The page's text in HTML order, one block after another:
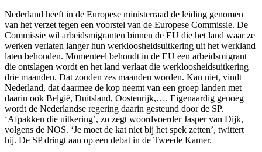
Nederland heeft in de Europese ministerraad de leiding genomen
van het verzet tegen een voorstel van de Europese Commissie. De
Commissie wil arbeidsmigranten binnen de EU die het land waar ze
werken verlaten langer hun werkloosheidsuitkering uit het werkland
laten behouden. Momenteel behoudt in de EU een arbeidsmigrant
die ontslagen wordt en het land verlaat die werkloosheidsuitkering
drie maanden. Dat zouden zes maanden worden. Kan niet, vindt
Nederland, dat daarmee de kop neemt van een groep landen met
daarin ook België, Duitsland, Oostenrijk,…. Eigenaardig genoeg
wordt de Nederlandse regering daarin gesteund door de SP.
‘Afpakken die uitkering’, zo zegt woordvoerder Jasper van Dijk,
volgens de NOS. ‘Je moet de kat niet bij het spek zetten’, twittert
hij. De SP dringt aan op een debat in de Tweede Kamer.